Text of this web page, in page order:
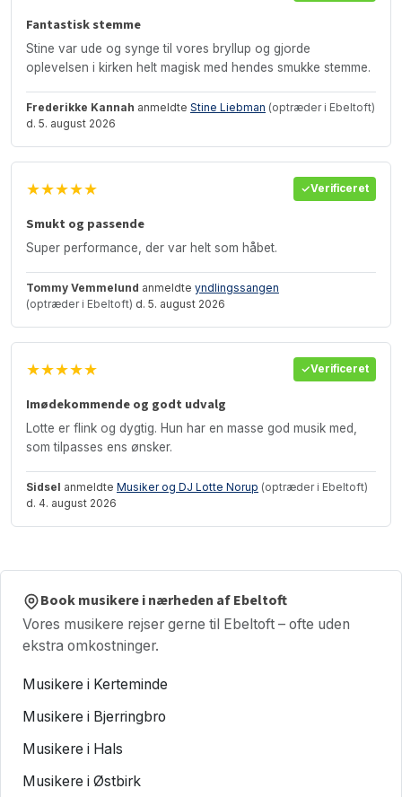
Fantastisk stemme
Stine var ude og synge til vores bryllup og gjorde
oplevelsen i kirken helt magisk med hendes smukke stemme.
Frederikke Kannah anmeldte Stine Liebman (optræder i Ebeltoft)
d. 5. august 2026
★★★★★ Verificeret
Smukt og passende
Super performance, der var helt som håbet.
Tommy Vemmelund anmeldte yndlingssangen
(optræder i Ebeltoft) d. 5. august 2026
★★★★★ Verificeret
Imødekommende og godt udvalg
Lotte er flink og dygtig. Hun har en masse god musik med,
som tilpasses ens ønsker.
Sidsel anmeldte Musiker og DJ Lotte Norup (optræder i Ebeltoft)
d. 4. august 2026
Book musikere i nærheden af Ebeltoft
Vores musikere rejser gerne til Ebeltoft – ofte uden
ekstra omkostninger.
Musikere i Kerteminde
Musikere i Bjerringbro
Musikere i Hals
Musikere i Østbirk